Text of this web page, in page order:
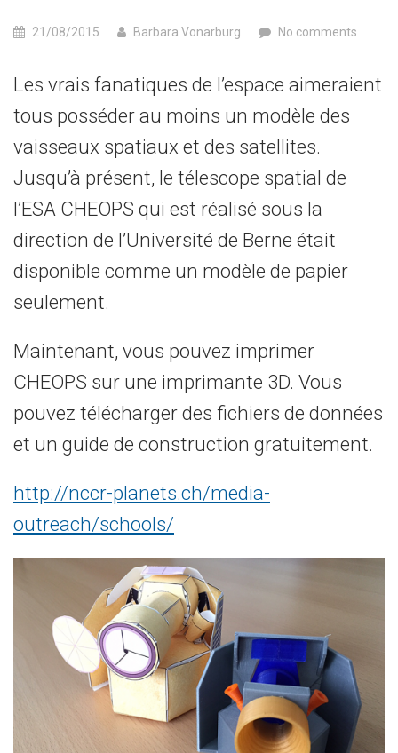
21/08/2015 Barbara Vonarburg No comments
Les vrais fanatiques de l’espace aimeraient
tous posséderau moins un modèle des
vaisseaux spatiaux et des satellites.
Jusqu’à présent, le télescope spatial de
l’ESA CHEOPS qui est réalisé sous la
direction de l’Université de Berne était
disponible comme un modèle de papier
seulement.
Maintenant, vous pouvez imprimer
CHEOPS sur une imprimante 3D. Vous
pouvez télécharger des fichiers de données
et un guide de construction gratuitement.
http://nccr-planets.ch/media-
outreach/schools/